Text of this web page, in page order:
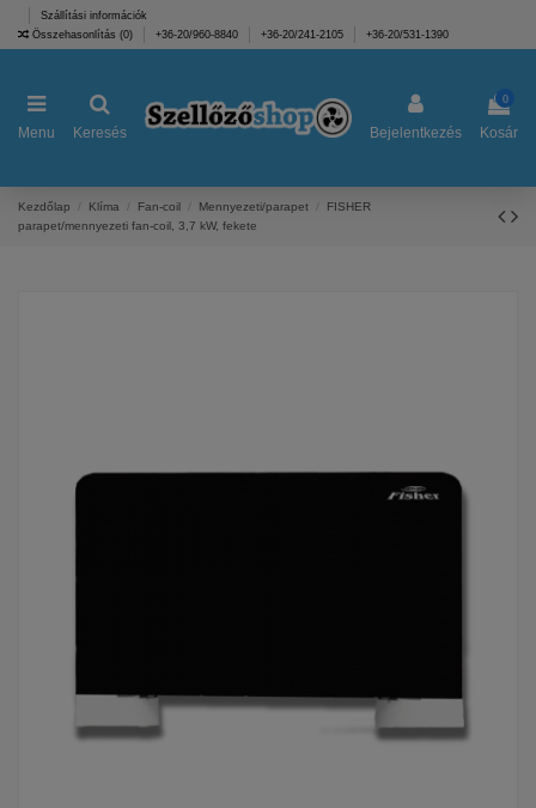
Szállítási információk
Összehasonlítás (0) +36-20/960-8840 +36-20/241-2105 +36-20/531-1390
Menu Keresés Bejelentkezés
0
Kosár
Kezdőlap Klíma Fan-coil Mennyezeti/parapet
FISHER
parapet/mennyezeti fan-coil, 3,7 kW, fekete